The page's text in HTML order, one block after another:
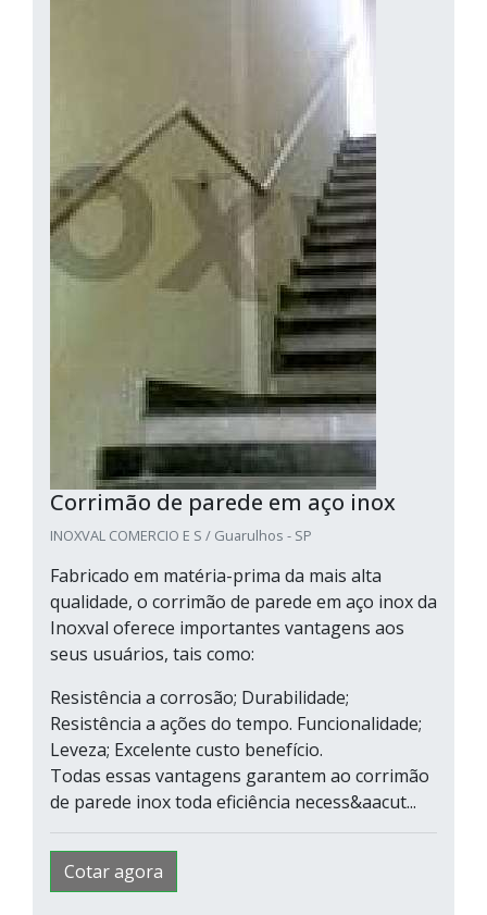
Corrimão de parede em aço inox
INOXVAL COMERCIO E S / Guarulhos - SP
Fabricado em matéria-prima da mais alta
qualidade, o corrimão de parede em aço inox da
Inoxval oferece importantes vantagens aos
seus usuários, tais como:
Resistência a corrosão; Durabilidade;
Resistência a ações do tempo. Funcionalidade;
Leveza; Excelente custo benefício.
Todas essas vantagens garantem ao corrimão
de parede inox toda eficiência necess&aacut...
Cotar agora